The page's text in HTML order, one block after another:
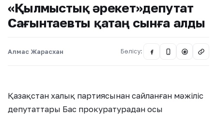
«Қылмыстық әрекет»депутат
Сағынтаевты қатаң сынға алды
Алмас Жарасхан Бөлісу: @
Қазақстан халық партиясынан сайланған мәжіліс
депутаттары Бас прокуратурадан осы